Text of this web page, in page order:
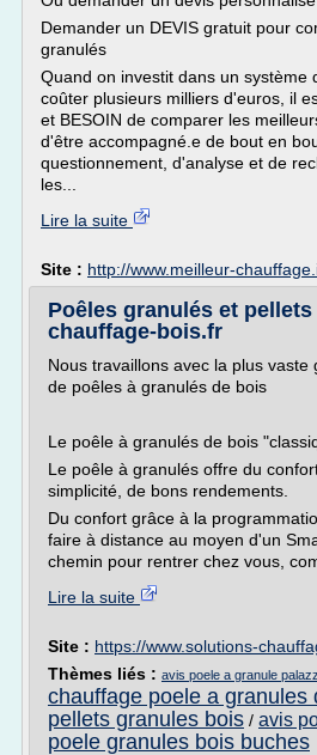
Demander un DEVIS gratuit pour
granulés
Quand on investit dans un système
coûter plusieurs milliers d'euros, il
et BESOIN de comparer les
d'être accompagné.e de bout en
questionnement, d'analyse et de
les...
Lire la suite
Site : http://www.meilleur-
Poêles granulés et
chauffage-bois.fr
Nous travaillons avec la plus
de poêles à granulés de bois
Le poêle à granulés de bois
Le poêle à granulés offre du
simplicité, de bons rendements.
Du confort grâce à la
faire à distance au moyen d'un
chemin pour rentrer chez vous,
Lire la suite
Site : https://www.solutions-
Thèmes liés : avis poele a granule
chauffage poele a granules
pellets granules bois / avis
poele granules bois buches